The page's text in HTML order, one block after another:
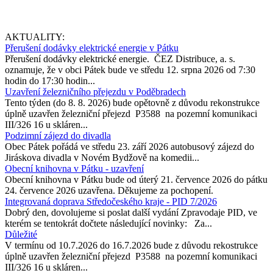
AKTUALITY:
Přerušení dodávky elektrické energie v Pátku
Přerušení dodávky elektrické energie. ČEZ Distribuce, a. s.
oznamuje, že v obci Pátek bude ve středu 12. srpna 2026 od 7:30
hodin do 17:30 hodin...
Uzavření železničního přejezdu v Poděbradech
Tento týden (do 8. 8. 2026) bude opětovně z důvodu rekonstrukce
úplně uzavřen železniční přejezd P3588 na pozemní komunikaci
III/326 16 u skláren...
Podzimní zájezd do divadla
Obec Pátek pořádá ve středu 23. září 2026 autobusový zájezd do
Jiráskova divadla v Novém Bydžově na komedii...
Obecní knihovna v Pátku - uzavření
Obecní knihovna v Pátku bude od úterý 21. července 2026 do pátku
24. července 2026 uzavřena. Děkujeme za pochopení.
Integrovaná doprava Středočeského kraje - PID 7/2026
Dobrý den, dovolujeme si poslat další vydání Zpravodaje PID, ve
kterém se tentokrát dočtete následující novinky: Za...
Důležité
V termínu od 10.7.2026 do 16.7.2026 bude z důvodu rekostrukce
úplně uzavřen železniční přejezd P3588 na pozemní komunikaci
III/326 16 u skláren...